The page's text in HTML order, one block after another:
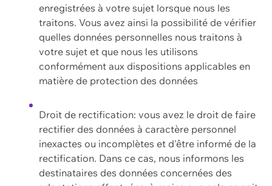
enregistrées à votre sujet lorsque nous les
traitons. Vous avez ainsi la possibilité de vérifier
quelles données personnelles nous traitons à
votre sujet et que nous les utilisons
conformément aux dispositions applicables en
matière de protection des données
Droit de rectification: vous avez le droit de faire
rectifier des données à caractère personnel
inexactes ou incomplètes et d'être informé de la
rectification. Dans ce cas, nous informons les
destinataires des données concernées des